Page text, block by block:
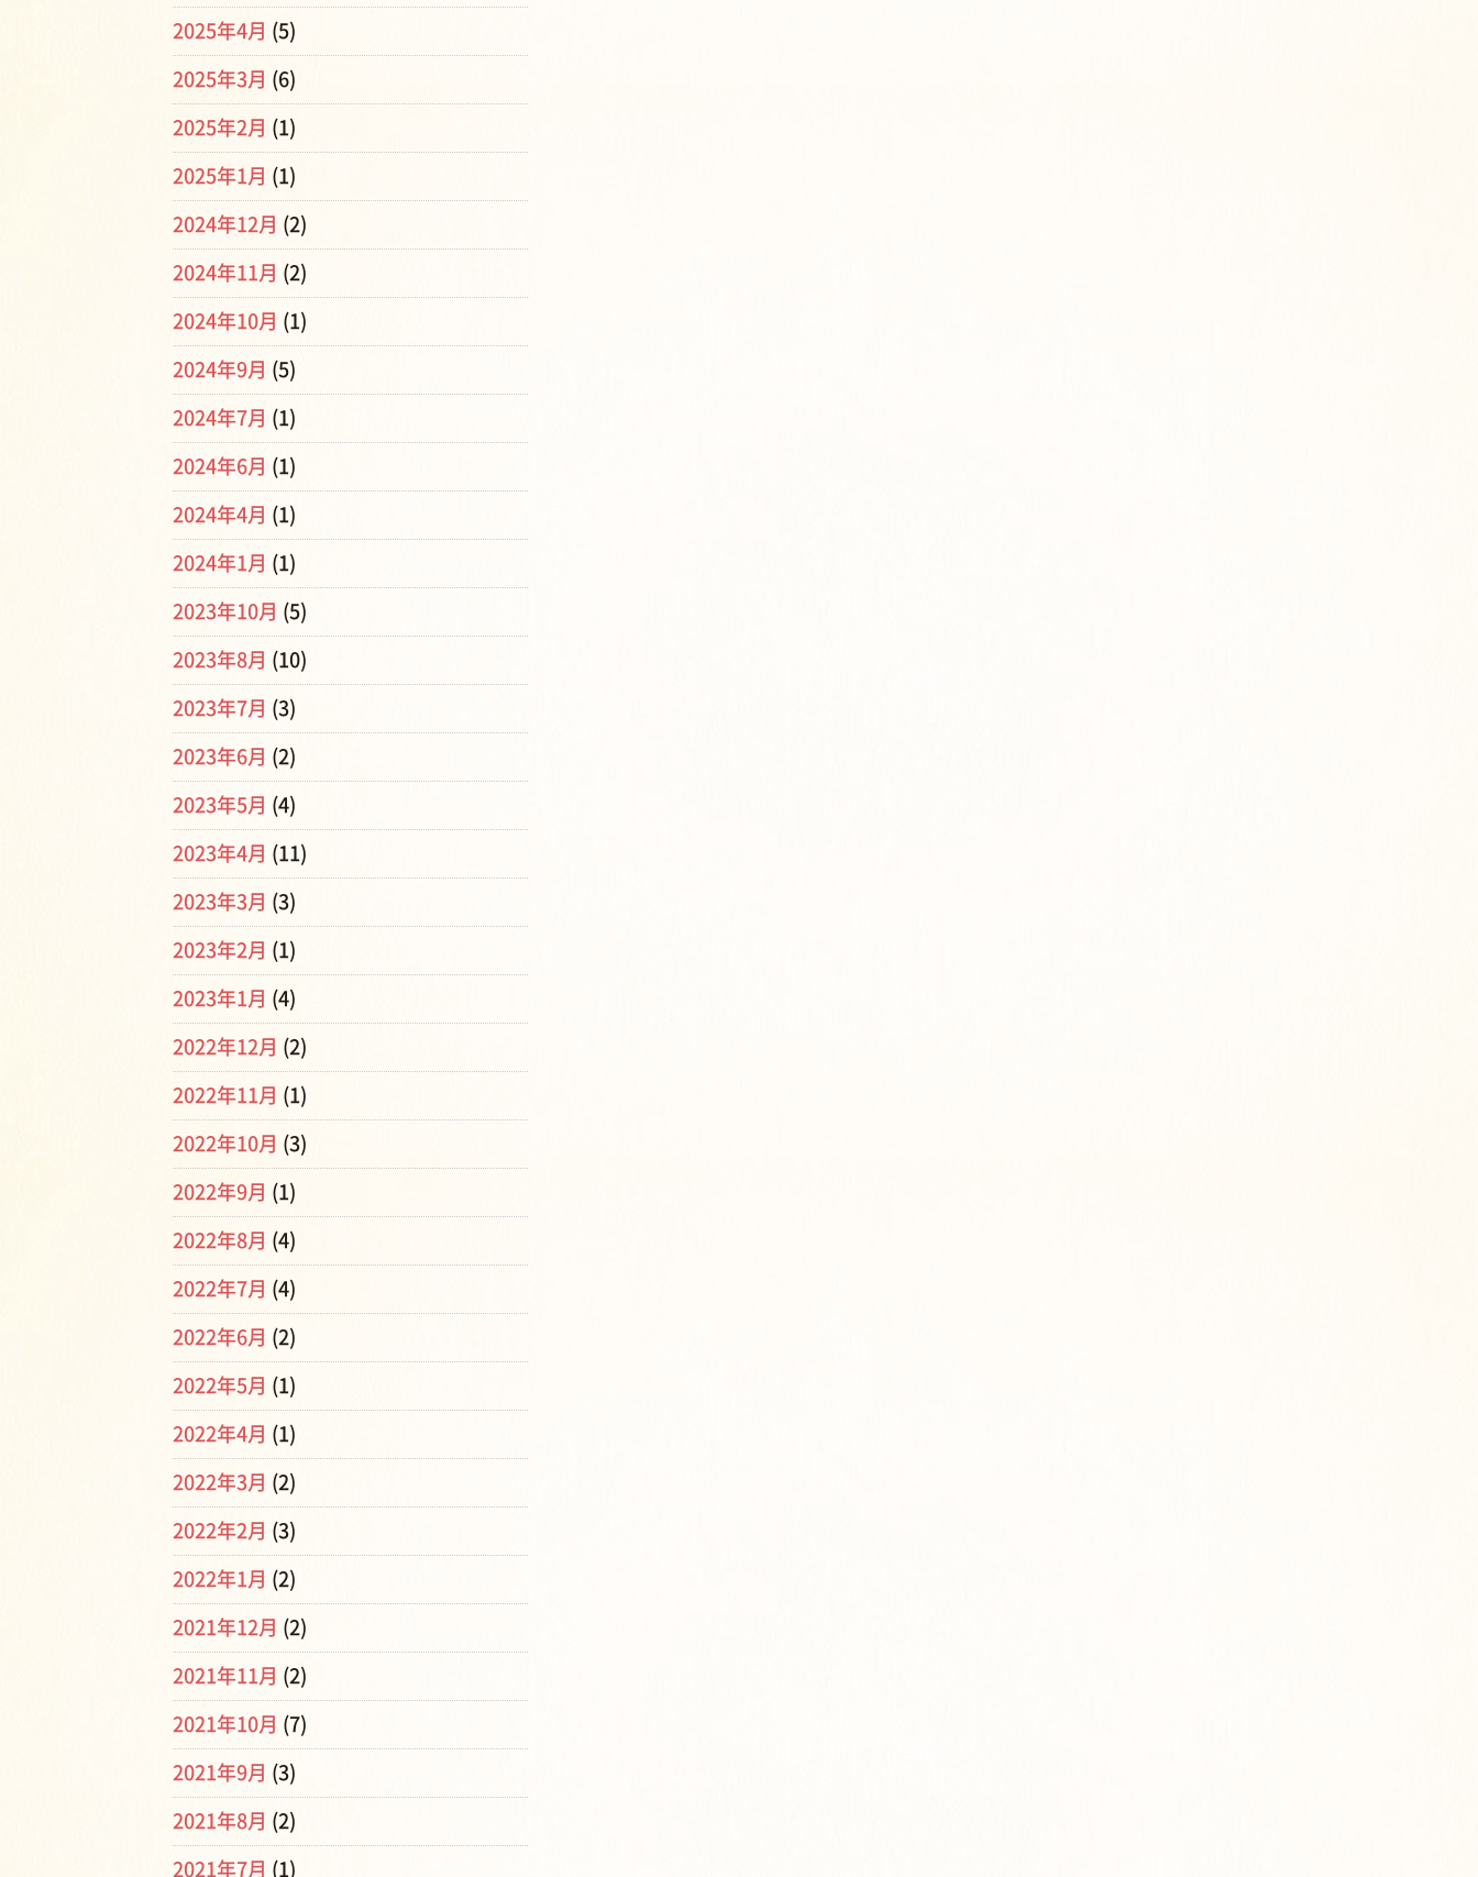
2025年4月 (5)
2025年3月 (6)
2025年2月 (1)
2025年1月 (1)
2024年12月 (2)
2024年11月 (2)
2024年10月 (1)
2024年9月 (5)
2024年7月 (1)
2024年6月 (1)
2024年4月 (1)
2024年1月 (1)
2023年10月 (5)
2023年8月 (10)
2023年7月 (3)
2023年6月 (2)
2023年5月 (4)
2023年4月 (11)
2023年3月 (3)
2023年2月 (1)
2023年1月 (4)
2022年12月 (2)
2022年11月 (1)
2022年10月 (3)
2022年9月 (1)
2022年8月 (4)
2022年7月 (4)
2022年6月 (2)
2022年5月 (1)
2022年4月 (1)
2022年3月 (2)
2022年2月 (3)
2022年1月 (2)
2021年12月 (2)
2021年11月 (2)
2021年10月 (7)
2021年9月 (3)
2021年8月 (2)
2021年7月 (1)